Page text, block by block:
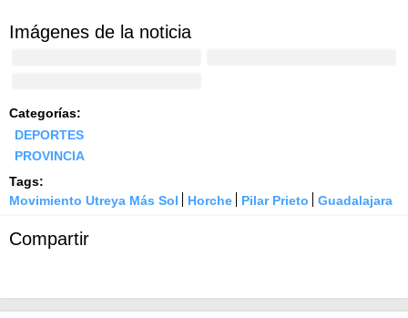
Imágenes de la noticia
Categorías:
DEPORTES
PROVINCIA
Tags:
Movimiento Utreya Más Sol
Horche Pilar Prieto Guadalajara
Compartir